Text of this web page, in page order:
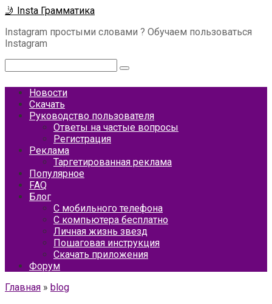
Перейти
контенту
🤳 Insta Грамматика
Instagram простыми словами ? Обучаем пользоваться
Instagram
Новости
Скачать
Руководство пользователя
Ответы на частые вопросы
Регистрация
Реклама
Таргетированная реклама
Популярное
FAQ
Блог
С мобильного телефона
С компьютера бесплатно
Личная жизнь звезд
Пошаговая инструкция
Скачать приложения
Форум
Главная » blog